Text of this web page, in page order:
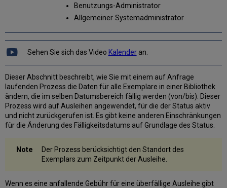
Benutzungs-Administrator
Allgemeiner Systemadministrator
Sehen Sie sich das Video Kalenderan.
Dieser Abschnitt beschreibt, wie Sie mit einem auf Anfrage
laufenden Prozess die Daten für alle Exemplare in einer Bibliothek
ändern, die im selben Datumsbereich fällig werden (von/bis). Dieser
Prozess wird auf Ausleihen angewendet, für die der Status aktiv
und nicht zurückgerufen ist. Es gibt keine anderen Einschränkungen
für die Änderung des Fälligkeitsdatums auf Grundlage des Status.
Der Prozess berücksichtigt den Standort des
Exemplars zum Zeitpunkt der Ausleihe.
Wenn es eine anfallende Gebühr für eine überfällige Ausleihe gibt